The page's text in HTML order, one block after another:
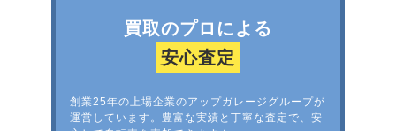
買取のプロによる
安心査定
創業25年の上場企業のアップガレージグループが
運営しています。豊富な実績と丁寧な査定で、安